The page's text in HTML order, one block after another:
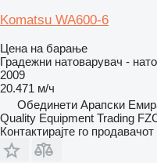
Komatsu WA600-6
Цена на барање
Градежни натоварувач -
2009
20.471 м/ч
Обединети Арапски
Quality Equipment Trading
Контактирајте го продавачот